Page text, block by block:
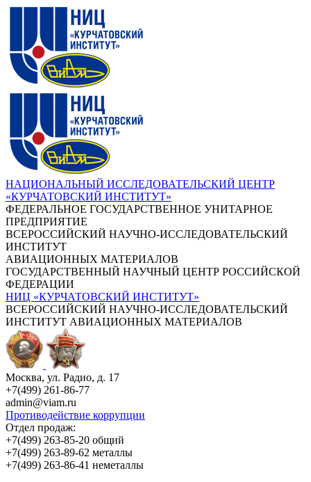
НАЦИОНАЛЬНЫЙ ИССЛЕДОВАТЕЛЬСКИЙ ЦЕНТР
«КУРЧАТОВСКИЙ ИНСТИТУТ»
ФЕДЕРАЛЬНОЕ ГОСУДАРСТВЕННОЕ УНИТАРНОЕ
ПРЕДПРИЯТИЕ
ВСЕРОССИЙСКИЙ НАУЧНО-ИССЛЕДОВАТЕЛЬСКИЙ
ИНСТИТУТ
АВИАЦИОННЫХ МАТЕРИАЛОВ
ГОСУДАРСТВЕННЫЙ НАУЧНЫЙ ЦЕНТР РОССИЙСКОЙ
ФЕДЕРАЦИИ
НИЦ «КУРЧАТОВСКИЙ ИНСТИТУТ»
ВСЕРОССИЙСКИЙ НАУЧНО-ИССЛЕДОВАТЕЛЬСКИЙ
ИНСТИТУТ АВИАЦИОННЫХ МАТЕРИАЛОВ
Москва, ул. Радио, д. 17
+7(499) 261-86-77
admin@viam.ru
Противодействие коррупции
Отдел продаж:
+7(499) 263-85-20 общий
+7(499) 263-89-62 металлы
+7(499) 263-86-41 неметаллы